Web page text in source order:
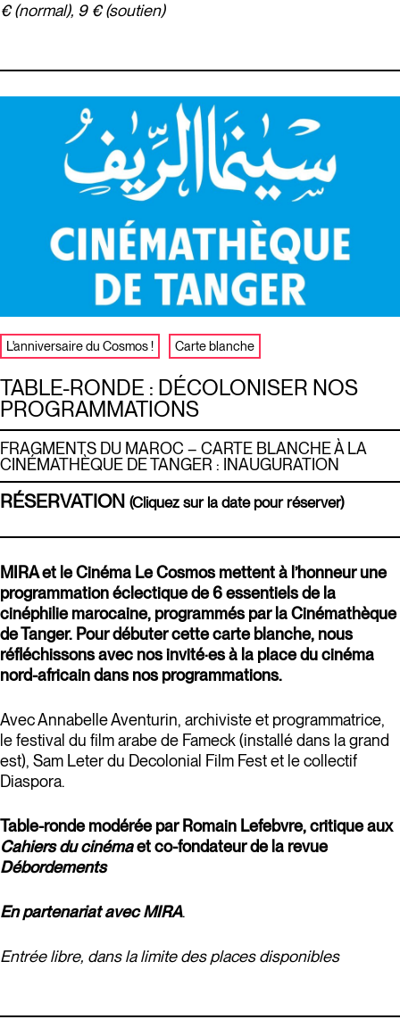
€ (normal), 9 € (soutien)
TABLE-RONDE : DÉCOLONISER NOS
PROGRAMMATIONS
FRAGMENTS DU MAROC – CARTE BLANCHE À LA
CINÉMATHÈQUE DE TANGER : INAUGURATION
L'anniversaire du Cosmos ! Carte blanche
RÉSERVATION (Cliquez sur la date pour réserver)
MIRA et le Cinéma Le Cosmos mettent à l’honneur une
programmation éclectique de 6 essentiels de la
cinéphilie marocaine, programmés par la Cinémathèque
de Tanger. Pour débuter cette carte blanche, nous
réfléchissons avec nos invité·es à la place du cinéma
nord-africain dans nos programmations.
Avec Annabelle Aventurin, archiviste et programmatrice,
le festival du film arabe de Fameck (installé dans la grand
est), Sam Leter du Decolonial Film Fest et le collectif
Diaspora.
Table-ronde modérée par Romain Lefebvre, critique aux
Cahiers du cinémaet co-fondateur de la revue
Débordements
En partenariat avec MIRA.
Entrée libre, dans la limite des places disponibles